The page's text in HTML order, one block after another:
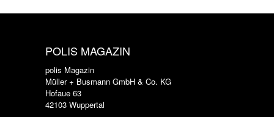
POLIS MAGAZIN
polis Magazin
Müller + Busmann GmbH & Co. KG
Hofaue 63
42103 Wuppertal